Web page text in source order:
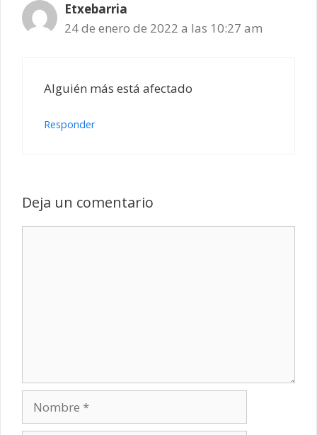
Etxebarria
24 de enero de 2022 a las 10:27 am
Alguién más está afectado
Responder
Deja un comentario